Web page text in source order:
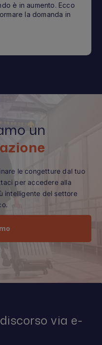
è in aumento. Ecco
la domanda in
un
le congetture dal tuo
per accedere alla
intelligente del settore
via e-